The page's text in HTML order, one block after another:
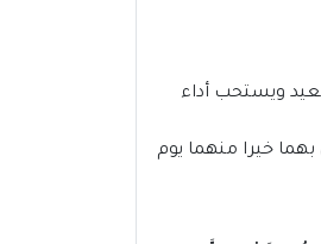
ويستحب أداء
بهما خيرا منهما يوم